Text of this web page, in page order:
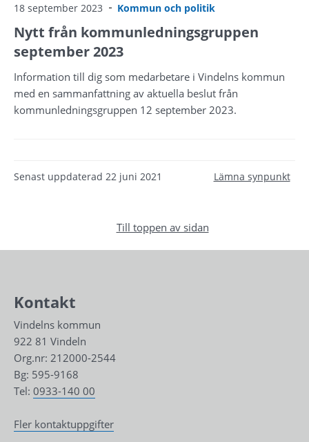
18 september 2023 Kommun och politik
Nytt från kommunledningsgruppen
september 2023
Information till dig som medarbetare i Vindelns kommun
med en sammanfattning av aktuella beslut från
kommunledningsgruppen 12 september 2023.
Senast uppdaterad 22 juni 2021 Lämna synpunkt
Till toppen av sidan
Kontakt
Vindelns kommun
922 81 Vindeln
Org.nr: 212000-2544
Bg: 595-9168
Tel: 0933-140 00
Fler kontaktuppgifter